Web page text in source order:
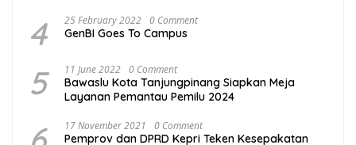
4 25 February 2022 0 Comment
GenBI Goes To Campus
5 11 June 2022 0 Comment
Bawaslu Kota Tanjungpinang Siapkan Meja
Layanan Pemantau Pemilu 2024
17 November 2021 0 Comment
Pemprov dan DPRD Kepri Teken Kesepakatan